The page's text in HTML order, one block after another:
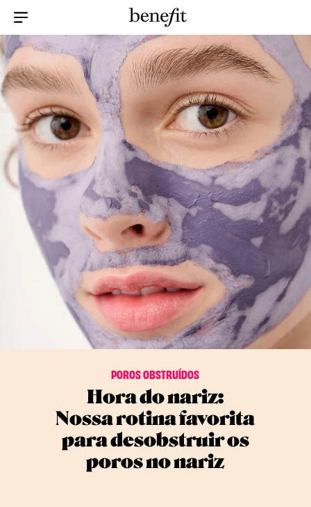
POROS OBSTRUÍDOS
Hora do nariz:
Nossa rotina favorita
para desobstruir os
poros no nariz